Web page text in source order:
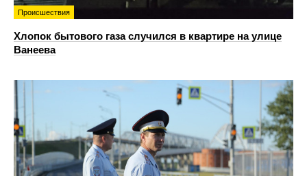
Происшествия
Хлопок бытового газа случился в квартире на улице
Ванеева